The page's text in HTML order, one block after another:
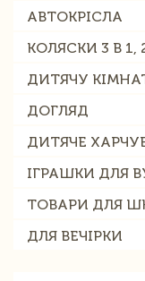
АВТОКРІСЛА
КОЛЯСКИ 3 В 1,
ДИТЯЧУ
ДОГЛЯД
ДИТЯЧЕ
ІГРАШКИ ДЛЯ
ТОВАРИ ДЛЯ
ДЛЯ ВЕЧІРКИ